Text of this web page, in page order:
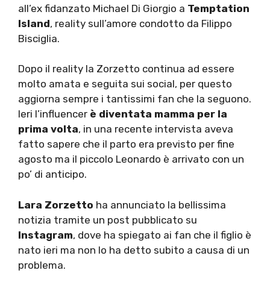
all’ex fidanzato Michael Di Giorgio a Temptation
Island, reality sull’amore condotto da Filippo
Bisciglia.
Dopo il reality la Zorzetto continua ad essere
molto amata e seguita sui social, per questo
aggiorna sempre i tantissimi fan che la seguono.
Ieri l’influencer è diventata mamma per la
prima volta, in una recente intervista aveva
fatto sapere che il parto era previsto per fine
agosto ma il piccolo Leonardo è arrivato con un
po’ di anticipo.
Lara Zorzetto ha annunciato la bellissima
notizia tramite un post pubblicato su
Instagram, dove ha spiegato ai fan che il figlio è
nato ieri ma non lo ha detto subito a causa di un
problema.